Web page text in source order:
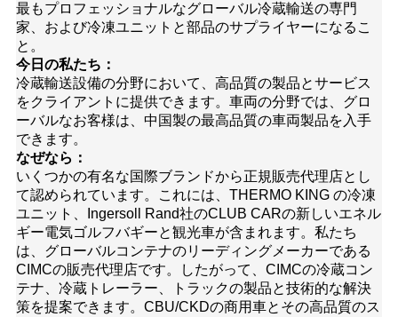
最もプロフェッショナルなグローバル冷蔵輸送の専門
家、および冷凍ユニットと部品のサプライヤーになるこ
と。
今日の私たち：
冷蔵輸送設備の分野において、高品質の製品とサービス
をクライアントに提供できます。車両の分野では、グロ
ーバルなお客様は、中国製の最高品質の車両製品を入手
できます。
なぜなら：
いくつかの有名な国際ブランドから正規販売代理店とし
て認められています。これには、 THERMO KING の冷凍
ユニット、Ingersoll Rand社のCLUB CARの新しいエネル
ギー電気ゴルフバギーと観光車が含まれます。私たち
は、グローバルコンテナのリーディングメーカーである
CIMCの販売代理店です。したがって、CIMCの冷蔵コン
テナ、冷蔵トレーラー、トラックの製品と技術的な解決
策を提案できます。CBU/CKDの商用車とその高品質のス